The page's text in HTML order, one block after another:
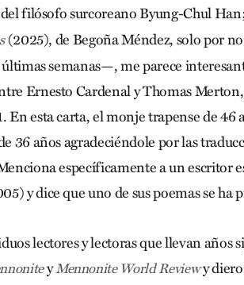
filósofo surcoreano Byung-Chul
(2025), de Begoña Méndez, solo por
semanas—, me parece
Ernesto Cardenal y Thomas
En esta carta, el monje trapense de 46
36 años agradeciéndole por las
específicamente a un escritor
y dice que uno de sus poemas se ha
lectores y lectoras que llevan años
yMennonite World Reviewy